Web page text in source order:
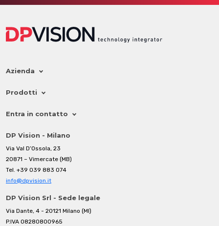
Azienda
Prodotti
Entra in contatto
DP Vision - Milano
Via Val D’Ossola, 23
20871 – Vimercate (MB)
Tel. +39 039 883 074
info@dpvision.it
DP Vision Srl - Sede legale
Via Dante, 4 - 20121 Milano (MI)
P.IVA 08280800965